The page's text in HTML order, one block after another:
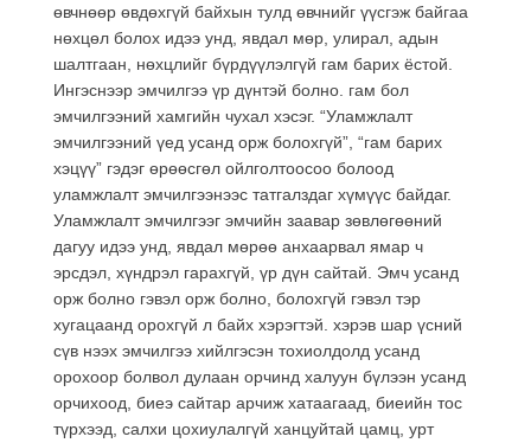
өвчнөөр өвдөхгүй байхын тулд өвчнийг үүсгэж байгаа
нөхцөл болох идээ унд, явдал мөр, улирал, адын
шалтгаан, нөхцлийг бүрдүүлэлгүй гам барих ёстой.
Ингэснээр эмчилгээ үр дүнтэй болно. гам бол
эмчилгээний хамгийн чухал хэсэг. “Уламжлалт
эмчилгээний үед усанд орж болохгүй”, “гам барих
хэцүү” гэдэг өрөөсгөл ойлголтоосоо болоод
уламжлалт эмчилгээнээс татгалздаг хүмүүс байдаг.
Уламжлалт эмчилгээг эмчийн заавар зөвлөгөөний
дагуу идээ унд, явдал мөрөө анхаарвал ямар ч
эрсдэл, хүндрэл гарахгүй, үр дүн сайтай. Эмч усанд
орж болно гэвэл орж болно, болохгүй гэвэл тэр
хугацаанд орохгүй л байх хэрэгтэй. хэрэв шар үсний
сүв нээх эмчилгээ хийлгэсэн тохиолдолд усанд
орохоор болвол дулаан орчинд халуун бүлээн усанд
орчихоод, биеэ сайтар арчиж хатаагаад, биеийн тос
түрхээд, салхи цохиулалгүй ханцуйтай цамц, урт